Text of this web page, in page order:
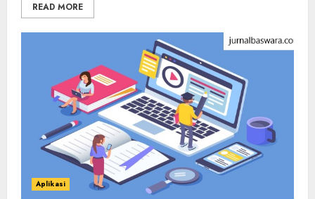
READ MORE
Aplikasi